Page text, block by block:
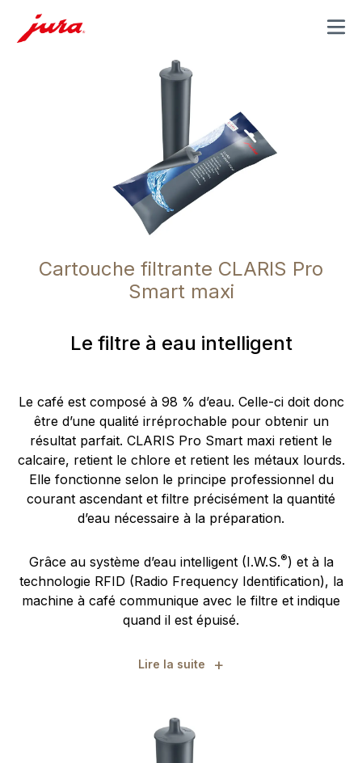
MENU
Cartouche filtrante CLARIS Pro
Smart maxi
Le filtre à eau intelligent
Le café est composé à 98 % d’eau. Celle-ci doit donc
être d’une qualité irréprochable pour obtenir un
résultat parfait. CLARIS Pro Smart maxi retient le
calcaire, retient le chlore et retient les métaux lourds.
Elle fonctionne selon le principe professionnel du
courant ascendant et filtre précisément la quantité
d’eau nécessaire à la préparation.
Grâce au système d’eau intelligent (I.W.S.®) et à la
technologie RFID (Radio Frequency Identification), la
machine à café communique avec le filtre et indique
quand il est épuisé.
Lire la suite +